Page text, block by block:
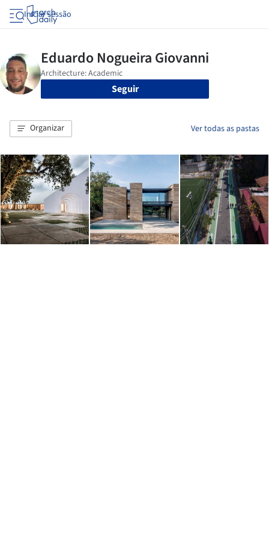
Iniciar sessão
Seguir
Organizar Ver todas as pastas